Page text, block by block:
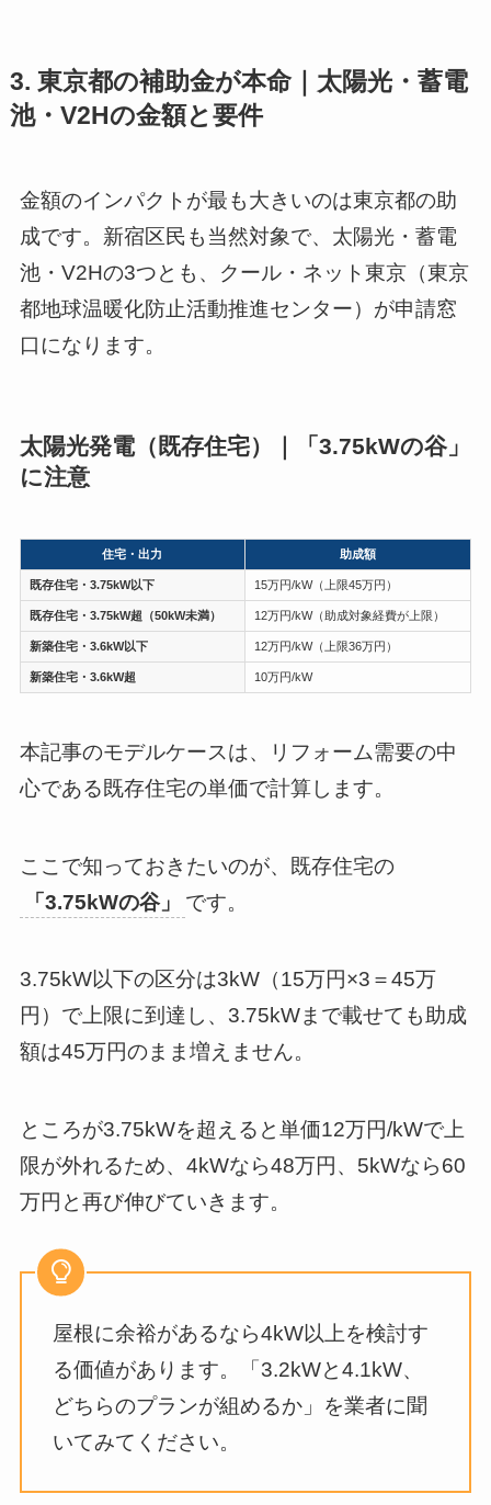
3. 東京都の補助金が本命｜太陽光・蓄電
池・V2Hの金額と要件
金額のインパクトが最も大きいのは東京都の助
成です。新宿区民も当然対象で、太陽光・蓄電
池・V2Hの3つとも、クール・ネット東京（東京
都地球温暖化防止活動推進センター）が申請窓
口になります。
太陽光発電（既存住宅）｜「3.75kWの谷」
に注意
住宅・出力 助成額
既存住宅・3.75kW以下 15万円/kW（上限45万円）
既存住宅・3.75kW超（50kW未満） 12万円/kW（助成対象経費が上限）
新築住宅・3.6kW以下 12万円/kW（上限36万円）
新築住宅・3.6kW超 10万円/kW
本記事のモデルケースは、リフォーム需要の中
心である既存住宅の単価で計算します。
ここで知っておきたいのが、既存住宅の
「3.75kWの谷」
です。
3.75kW以下の区分は3kW（15万円×3＝45万
円）で上限に到達し、3.75kWまで載せても助成
額は45万円のまま増えません。
ところが3.75kWを超えると単価12万円/kWで上
限が外れるため、4kWなら48万円、5kWなら60
万円と再び伸びていきます。
屋根に余裕があるなら4kW以上を検討す
る価値があります。「3.2kWと4.1kW、
どちらのプランが組めるか」を業者に聞
いてみてください。